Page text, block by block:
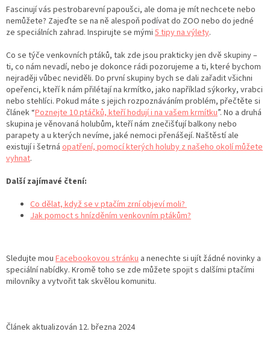
Fascinují vás pestrobarevní papoušci, ale doma je mít nechcete nebo
nemůžete? Zajeďte se na ně alespoň podívat do ZOO nebo do jedné
ze speciálních zahrad. Inspirujte se mými 5 tipy na výlety.
Co se týče venkovních ptáků, tak zde jsou prakticky jen dvě skupiny –
ti, co nám nevadí, nebo je dokonce rádi pozorujeme a ti, které bychom
nejraději vůbec neviděli. Do první skupiny bych se dali zařadit všichni
opeřenci, kteří k nám přilétají na krmítko, jako například sýkorky, vrabci
nebo stehlíci. Pokud máte s jejich rozpoznáváním problém, přečtěte si
článek “Poznejte 10 ptáčků, kteří hodují i na vašem krmítku”. No a druhá
skupina je věnovaná holubům, kteří nám znečišťují balkony nebo
parapety a u kterých nevíme, jaké nemoci přenášejí. Naštěstí ale
existují i šetrná opatření, pomocí kterých holuby z našeho okolí můžete
vyhnat.
Další zajímavé čtení:
Co dělat, když se v ptačím zrní objeví moli?
Jak pomoct s hnízděním venkovním ptákům?
Sledujte mou Facebookovou stránku a nenechte si ujít žádné novinky a
speciální nabídky. Kromě toho se zde můžete spojit s dalšími ptačími
milovníky a vytvořit tak skvělou komunitu.
Článek aktualizován 12. března 2024